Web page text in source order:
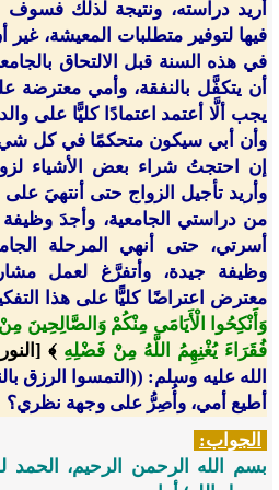
أريد دراسته، ونتيجة لذلك
فيها لتوفير متطلبات المعيشة،
في هذه السنة قبل الالتحاق
أن يتكفَّل بالنفقة، وأمي معترضة
يجب ألَّا أعتمد اعتمادًا كليًّا على
وأن أبي سيكون متحكمًا في كل
إن احتجتُ شراء بعض الأشياء
وأريد تأجيل الزواج حتى أنتهيَ على
من دراستي الجامعية، وأجدَ
أسرتي، حتى أنهي المرحلة
وظيفة جيدة، وأتفرَّغ لعمل
معترض اعتراضًا كليًّا على هذا
وَأَنْكِحُوا الْأَيَامَى مِنْكُمْ وَالصَّالِحِينَ
فُقَرَاءَ يُغْنِهِمُ اللَّهُ مِنْ فَضْلِهِ ﴾ [النور:
الله عليه وسلم: ((التمسوا الرزق
أطيع أمي، وأُصِرُّ على وجهة نظري؟
الجواب:
بسم الله الرحمن الرحيم، الحمد